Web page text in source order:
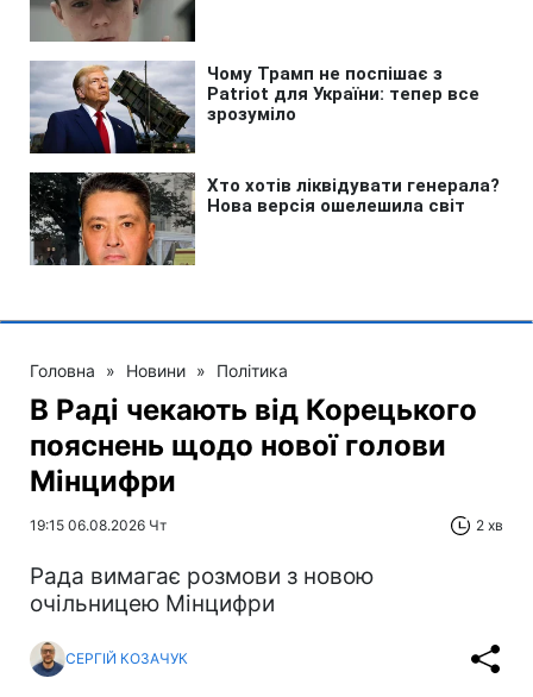
Головна » Новини » Політика
В Раді чекають від Корецького
пояснень щодо нової голови
Мінцифри
19:15 06.08.2026 Чт 2 хв
Рада вимагає розмови з новою
очільницею Мінцифри
СЕРГІЙ КОЗАЧУК